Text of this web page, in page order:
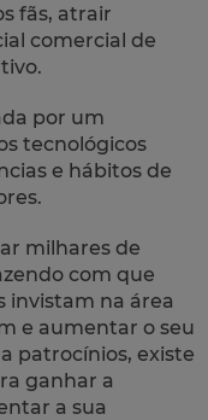
fãs, atrair
comercial de
por um
tecnológicos
e hábitos de
milhares de
com que
invistam na área
e aumentar o seu
patrocínios, existe
ganhar a
a sua